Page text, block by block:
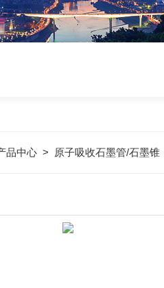
品中心 > 原子吸收石墨管/石墨锥